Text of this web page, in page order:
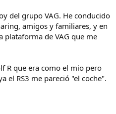
del grupo VAG. He conducido
amigos y familiares, y en
plataforma de VAG que me
R que era como el mio pero
el RS3 me pareció "el coche".